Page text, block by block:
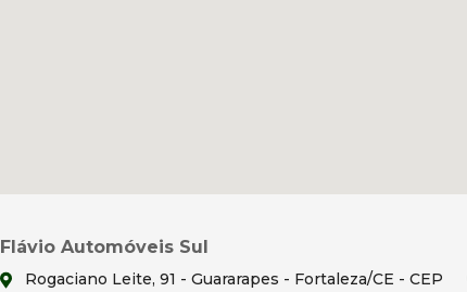
Flávio Automóveis Sul
Rogaciano Leite, 91 - Guararapes - Fortaleza/CE - CEP